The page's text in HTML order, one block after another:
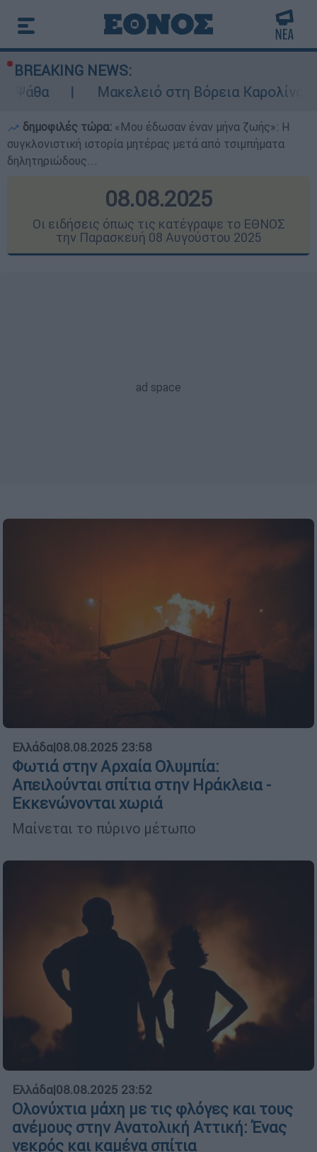
BREAKING NEWS:
Μακελειό στη Βόρεια Καρολίνα ύστερα από
δημοφιλές τώρα: «Μου έδωσαν έναν μήνα ζωής»: Η
συγκλονιστική ιστορία μητέρας μετά από τσιμπήματα
δηλητηριώδους...
08.08.2025
Οι ειδήσεις όπως τις κατέγραψε το ΕΘΝΟΣ
την Παρασκευή 08 Αυγούστου 2025
Ελλάδα|08.08.2025 23:58
Φωτιά στην Αρχαία Ολυμπία:
Απειλούνται σπίτια στην Ηράκλεια -
Εκκενώνονται χωριά
Μαίνεται το πύρινο μέτωπο
Ελλάδα|08.08.2025 23:52
Ολονύχτια μάχη με τις φλόγες και τους
ανέμους στην Ανατολική Αττική: Ένας
νεκρός και καμένα σπίτια